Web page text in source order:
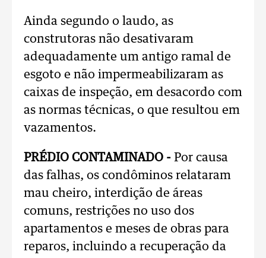
Ainda segundo o laudo, as
construtoras não desativaram
adequadamente um antigo ramal de
esgoto e não impermeabilizaram as
caixas de inspeção, em desacordo com
as normas técnicas, o que resultou em
vazamentos.
PRÉDIO CONTAMINADO - Por causa
das falhas, os condôminos relataram
mau cheiro, interdição de áreas
comuns, restrições no uso dos
apartamentos e meses de obras para
reparos, incluindo a recuperação da